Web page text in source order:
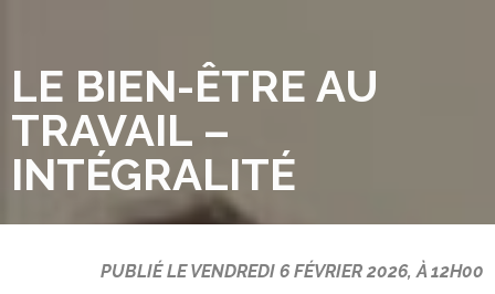
LE BIEN-ÊTRE AU
TRAVAIL –
INTÉGRALITÉ
PUBLIÉ LE VENDREDI 6 FÉVRIER 2026, À 12H00